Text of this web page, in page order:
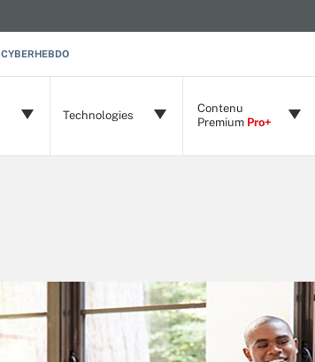
CYBERHEBDO
Technologies
Contenu
Premium Pro+